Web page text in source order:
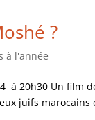
?
à l'année
à 20h30 Un film
juifs